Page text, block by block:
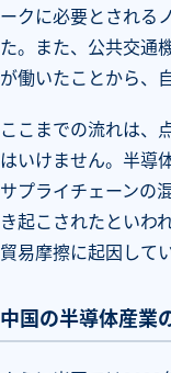
ークに必要とされる
た。また、公共交通
が働いたことから、
ここまでの流れは、
はいけません。半導
サプライチェーンの
き起こされたといわ
貿易摩擦に起因して
中国の半導体産業